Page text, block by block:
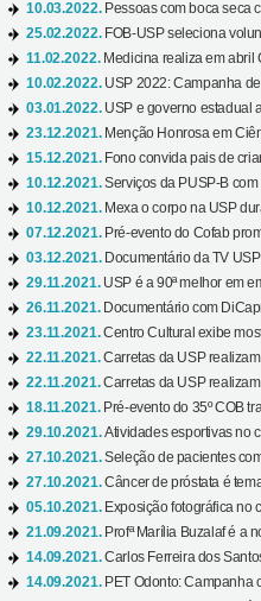
10.03.2022. Pessoas com boca seca
25.02.2022. FOB-USP seleciona
11.02.2022. Medicina realiza em abril
10.02.2022. USP 2022: Campanha
03.01.2022. USP e governo estadual
23.12.2021. Menção Honrosa em
15.12.2021. Fono convida pais de
10.12.2021.Serviços da PUSP-B
10.12.2021. Mexa o corpo na USP
07.12.2021. Pré-evento do Cofab
03.12.2021. Documentário da TV
29.11.2021. USP é a 90ª melhor em
26.11.2021. Documentário com
23.11.2021.Centro Cultural exibe
22.11.2021.Carretas da USP
22.11.2021.Carretas da USP
18.11.2021. Pré-evento do 35º COB
29.10.2021.Atividades esportivas no
27.10.2021.Seleção de pacientes
27.10.2021.Câncer de próstata é
05.10.2021. Exposição fotográfica no
21.09.2021. Profª Marília Buzalaf é a
14.09.2021.Carlos Ferreira dos
14.09.2021. PET Odonto: Campanha